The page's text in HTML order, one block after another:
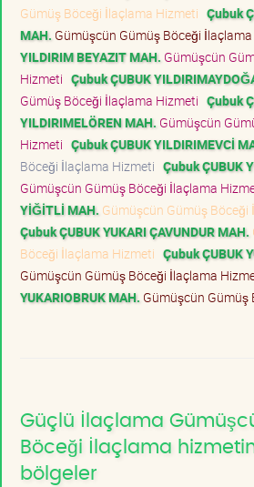
Gümüş Böceği İlaçlama Hizmeti Çubuk
MAH. Gümüşcün Gümüş Böceği
YILDIRIM BEYAZIT MAH. Gümüşcün
Hizmeti Çubuk ÇUBUK
Gümüş Böceği İlaçlama Hizmeti Çubuk
YILDIRIMELÖREN MAH. Gümüşcün
Hizmeti Çubuk ÇUBUK YILDIRIMEVCİ
Böceği İlaçlama Hizmeti Çubuk ÇUBUK
Gümüşcün Gümüş Böceği İlaçlama
YİĞİTLİ MAH. Gümüşcün Gümüş Böceği
Çubuk ÇUBUK YUKARI ÇAVUNDUR MAH.
Böceği İlaçlama Hizmeti Çubuk ÇUBUK
Gümüşcün Gümüş Böceği İlaçlama
YUKARIOBRUK MAH. Gümüşcün Gümüş
Güçlü İlaçlama
Böceği İlaçlama
bölgeler